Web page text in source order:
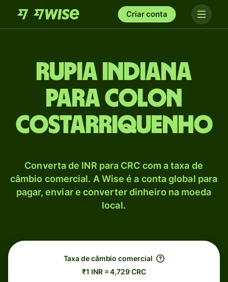
Criar conta
Rupia indiana
para Colon
costarriquenho
Converta de INR para CRC com a taxa de
câmbio comercial. A Wise é a conta global para
pagar, enviar e converter dinheiro na moeda
local.
Taxa de câmbio comercial
₹1 INR = 4,729 CRC